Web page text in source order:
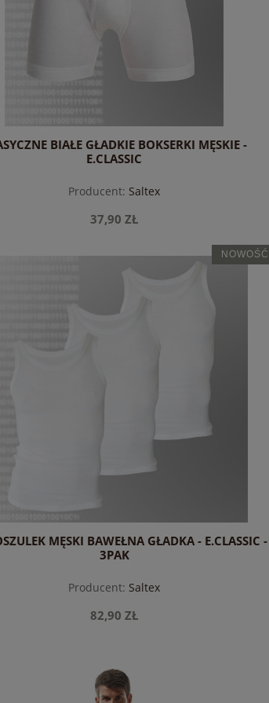
BIAŁE GŁADKIE BOKSERKI MĘSKIE -
E.CLASSIC
Producent: Saltex
37,90 ZŁ
do koszyka
MĘSKI BAWEŁNA GŁADKA - E.CLASSIC -
3PAK
Producent: Saltex
82,90 ZŁ
NOWOŚĆ